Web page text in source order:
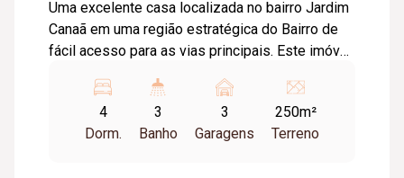
Uma excelente casa localizada no bairro Jardim
Canaã em uma região estratégica do Bairro de
fácil acesso para as vias principais. Este imóvel
estar e sala de jantar, cozinha, lavanderia, área
gourmet com churrasqueira e fogão a lenha,
garagem para 3 carros, móveis planejados nós
4
Dorm.
3
Banho
3
Garagens
250m²
Terreno